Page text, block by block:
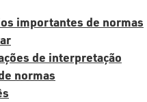
importantes de normas
de interpretação
normas